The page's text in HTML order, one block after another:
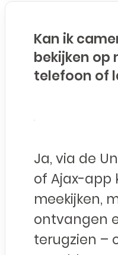
Kan ik
bekijken op
telefoon of
Ja, via de
of Ajax-app
meekijken,
ontvangen
terugzien –